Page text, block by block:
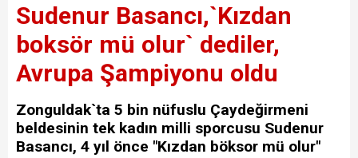
Sudenur Basancı,`Kızdan
boksör mü olur` dediler,
Avrupa Şampiyonu oldu
Zonguldak`ta 5 bin nüfuslu Çaydeğirmeni
beldesinin tek kadın milli sporcusu Sudenur
Basancı, 4 yıl önce "Kızdan böksor mü olur"